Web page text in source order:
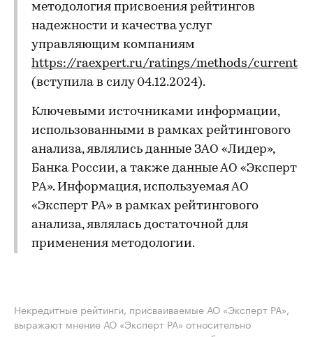
методология присвоения рейтингов
надежности и качества услуг
управляющим компаниям
https://raexpert.ru/ratings/methods/current
(вступила в силу 04.12.2024).
Ключевыми источниками информации,
использованными в рамках рейтингового
анализа, являлись данные ЗАО «Лидер»,
Банка России, а также данные АО «Эксперт
РА». Информация, используемая АО
«Эксперт РА» в рамках рейтингового
анализа, являлась достаточной для
применения методологии.
Некредитные рейтинги, присваиваемые АО «Эксперт РА»,
выражают мнение АО «Эксперт РА» относительно